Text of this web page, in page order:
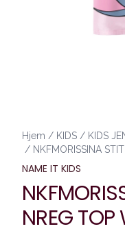
Hjem / KIDS / KIDS
/ NKFMORISSINA
NAME IT KIDS
NREG TOP